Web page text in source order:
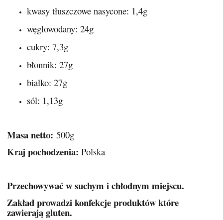
kwasy tłuszczowe nasycone: 1,4g
węglowodany: 24g
cukry: 7,3g
błonnik: 27g
białko: 27g
sól: 1,13g
Masa netto: 500g
Kraj pochodzenia: Polska
Przechowywać w suchym i chłodnym miejscu.
Zakład prowadzi konfekcje produktów które
zawierają gluten.